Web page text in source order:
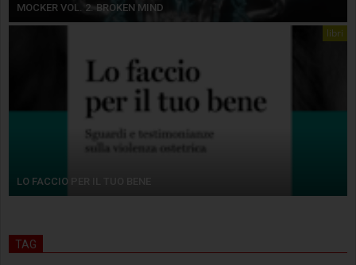
MOCKER VOL. 2. BROKEN MIND
libri
LO FACCIO PER IL TUO BENE
TAG